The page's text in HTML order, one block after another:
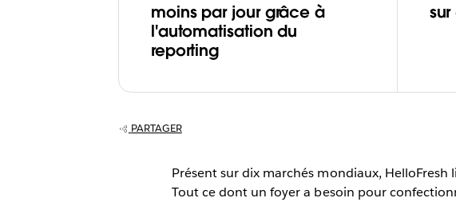
Avec Tableau,
améliore ses taux de
conversion en
ses campagnes de
marketing numérique
moins par jour grâce à
l'automatisation du
reporting
PARTAGER
Présent sur dix marchés mondiaux,
Tout ce dont un foyer a besoin pour